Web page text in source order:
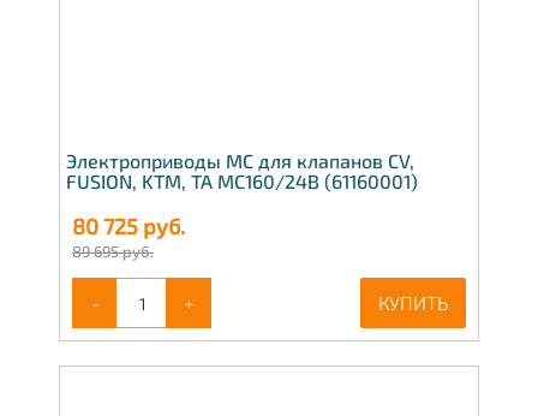
Электроприводы МС для клапанов CV,
FUSION, KTM, TA МС160/24В (61160001)
80 725 руб.
89 695 руб.
- + КУПИТЬ